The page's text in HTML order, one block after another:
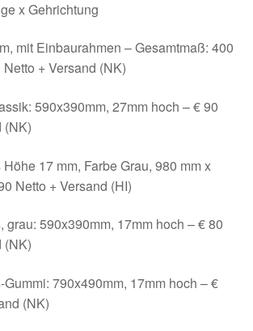
x Gehrichtung
mit Einbaurahmen – Gesamtmaß: 400
+ Versand (NK)
590x390mm, 27mm hoch – € 90
(NK)
17 mm, Farbe Grau, 980 mm x
Netto + Versand (HI)
grau: 590x390mm, 17mm hoch – € 80
(NK)
790x490mm, 17mm hoch – €
(NK)